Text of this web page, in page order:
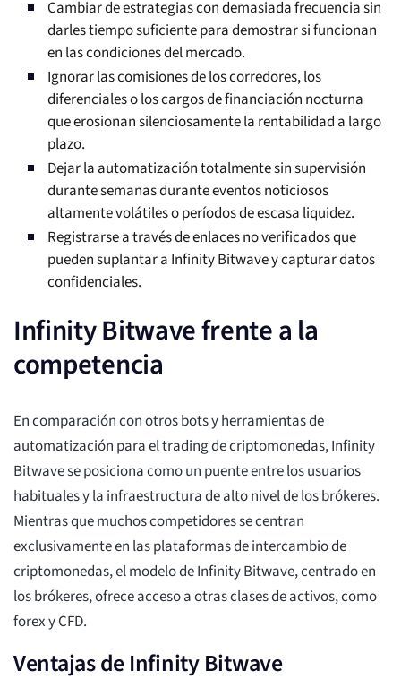
Cambiar de estrategias con demasiada frecuencia sin
darles tiempo suficiente para demostrar si funcionan
en las condiciones del mercado.
Ignorar las comisiones de los corredores, los
diferenciales o los cargos de financiación nocturna
que erosionan silenciosamente la rentabilidad a largo
plazo.
Dejar la automatización totalmente sin supervisión
durante semanas durante eventos noticiosos
altamente volátiles o períodos de escasa liquidez.
Registrarse a través de enlaces no verificados que
pueden suplantar a Infinity Bitwave y capturar datos
confidenciales.
Infinity Bitwave frente a la
competencia
En comparación con otros bots y herramientas de
automatización para el trading de criptomonedas, Infinity
Bitwave se posiciona como un puente entre los usuarios
habituales y la infraestructura de alto nivel de los brókeres.
Mientras que muchos competidores se centran
exclusivamente en las plataformas de intercambio de
criptomonedas, el modelo de Infinity Bitwave, centrado en
los brókeres, ofrece acceso a otras clases de activos, como
forex y CFD.
Ventajas de Infinity Bitwave